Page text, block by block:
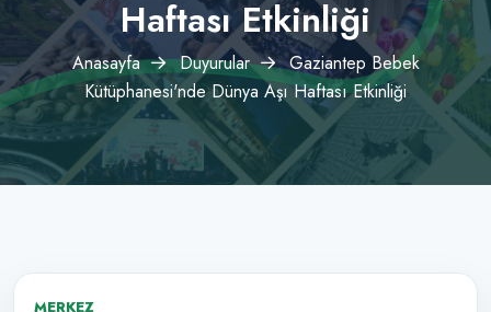
Haftası Etkinliği
Anasayfa Duyurular
Gaziantep Bebek
Kütüphanesi'nde Dünya Aşı Haftası Etkinliği
MERKEZ